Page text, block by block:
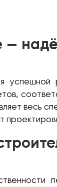
—
успешной
весь